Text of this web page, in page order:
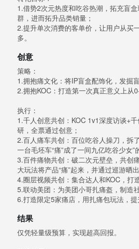
1.借势2次元热度和吃谷热潮，拓充盲
群，进而拓升品类销量；
2.提升单次消费的客单价，让用户从买
多。
创意
策略：
1.拥抱痛文化：将IP盲盒配饰化，发掘
2.拥抱KOC：打造第一次真正意义上从
执行：
1.千人创意共创：KOC 1v1深度访谈+
研，全票通过创意；
2.百人痛车共创：百位吃谷人操刀，拆
一台毛坯车“痛”成了一间九亿吃谷少女”
3.百件痛物共创：破二次元壁垒，共创
大玩法将产品“痛”起来，并通过巡游晒出
4.圈层视频共创：集合达人和KOC，打
5.联动美团：为美团小哥扎痛盔，制造
6.打造限定5家痛店，用扎痛包玩法，提
结果
仅凭轻量级预算，实现超高回报。